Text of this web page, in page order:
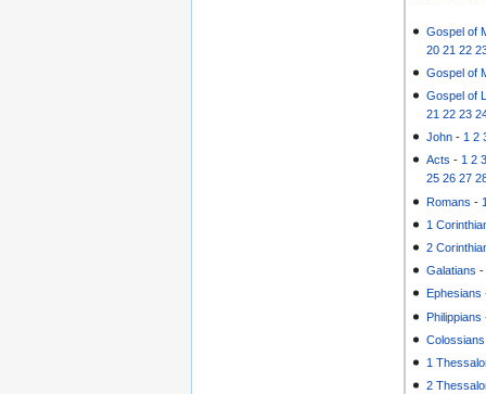
Gospel of
20 21 22
Gospel of
Gospel of
21 22 23
John - 1 2
Acts -1 2
25 26 27
Romans -
1
2
Galatians
Ephesians
Philippians
Colossians
1
2